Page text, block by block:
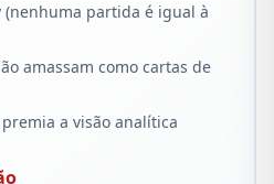
partida é igual à
amassam como cartas de
a visão analítica